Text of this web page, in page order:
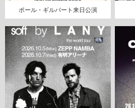
ポール・ギルバート来日公演